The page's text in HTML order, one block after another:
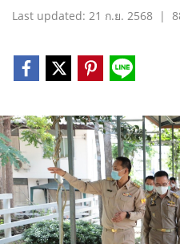
Last updated: 21 ก.ย. 2568 |